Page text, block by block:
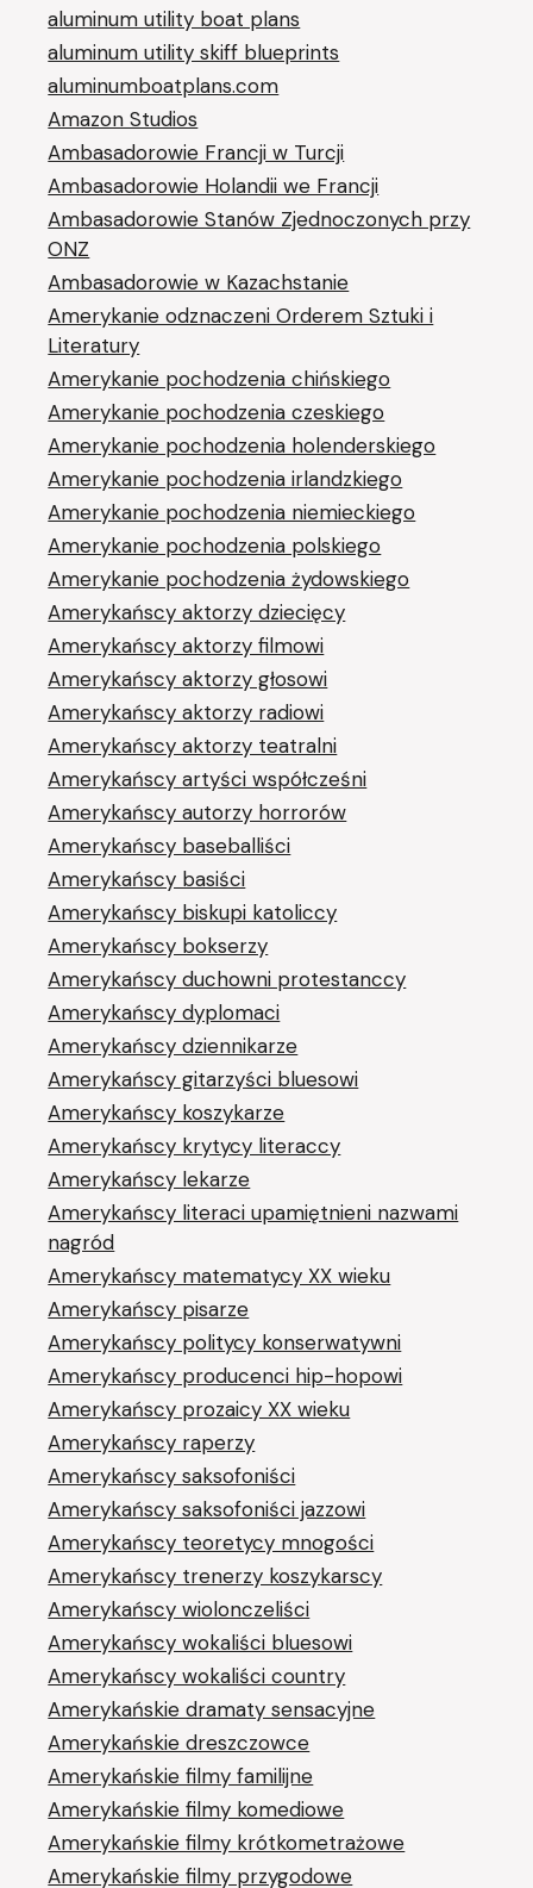
aluminum utility boat plans
aluminum utility skiff blueprints
aluminumboatplans.com
Amazon Studios
Ambasadorowie Francji w Turcji
Ambasadorowie Holandii we Francji
Ambasadorowie Stanów Zjednoczonych przy
ONZ
Ambasadorowie w Kazachstanie
Amerykanie odznaczeni Orderem Sztuki i
Literatury
Amerykanie pochodzenia chińskiego
Amerykanie pochodzenia czeskiego
Amerykanie pochodzenia holenderskiego
Amerykanie pochodzenia irlandzkiego
Amerykanie pochodzenia niemieckiego
Amerykanie pochodzenia polskiego
Amerykanie pochodzenia żydowskiego
Amerykańscy aktorzy dziecięcy
Amerykańscy aktorzy filmowi
Amerykańscy aktorzy głosowi
Amerykańscy aktorzy radiowi
Amerykańscy aktorzy teatralni
Amerykańscy artyści współcześni
Amerykańscy autorzy horrorów
Amerykańscy baseballiści
Amerykańscy basiści
Amerykańscy biskupi katoliccy
Amerykańscy bokserzy
Amerykańscy duchowni protestanccy
Amerykańscy dyplomaci
Amerykańscy dziennikarze
Amerykańscy gitarzyści bluesowi
Amerykańscy koszykarze
Amerykańscy krytycy literaccy
Amerykańscy lekarze
Amerykańscy literaci upamiętnieni nazwami
nagród
Amerykańscy matematycy XX wieku
Amerykańscy pisarze
Amerykańscy politycy konserwatywni
Amerykańscy producenci hip-hopowi
Amerykańscy prozaicy XX wieku
Amerykańscy raperzy
Amerykańscy saksofoniści
Amerykańscy saksofoniści jazzowi
Amerykańscy teoretycy mnogości
Amerykańscy trenerzy koszykarscy
Amerykańscy wiolonczeliści
Amerykańscy wokaliści bluesowi
Amerykańscy wokaliści country
Amerykańskie dramaty sensacyjne
Amerykańskie dreszczowce
Amerykańskie filmy familijne
Amerykańskie filmy komediowe
Amerykańskie filmy krótkometrażowe
Amerykańskie filmy przygodowe